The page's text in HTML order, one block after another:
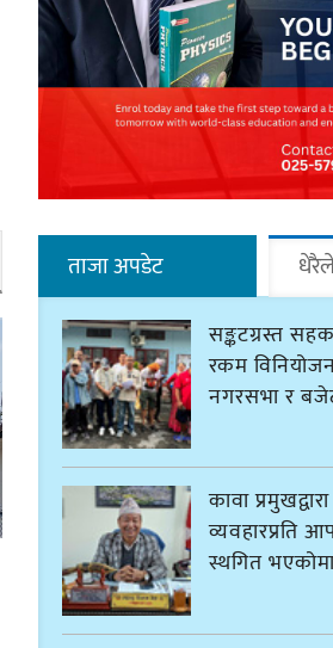
ताजा अपडेट
सङ्कटग्रस्त
रकम
नगरसभा र
कावा
व्यवहारप्रति
स्थगित